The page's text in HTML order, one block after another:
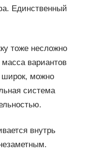
Единственный
тоже несложно
вариантов
можно
система
внутрь